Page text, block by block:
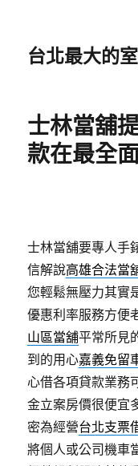
台北最大的
士林當舖
款在最全
士林當舖要專人手
信解說高雄合法當
您輕鬆無壓力其實
優惠利率服務方便
山區當舖平常所見
到的用心嘉義免留
心借各項貸款業務
金立案房價很便宜
密為經營台北支票
將個人或公司機車